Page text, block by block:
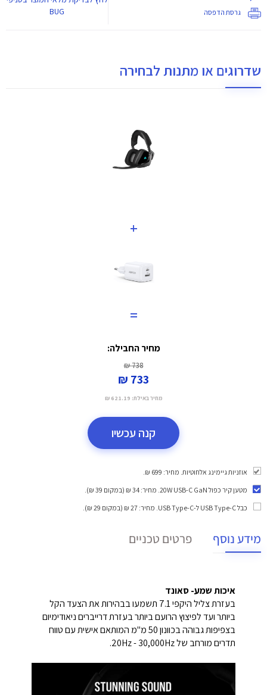
גרסת הדפסה
BUG
שדרוגים או מתנות לבחירה
+
=
מחיר החבילה:
738 ₪
733 ₪
מחיר באילת: 621.19 ₪
קנה עכשיו
אוזניות גיימינג אלחוטיות. מחיר: 699 ₪.
מטען קיר כפול 20W USB-C GaN
. מחיר: 34 ₪ (במקום 39 ₪).
כבל USB Type-C ל-USB Type-C
. מחיר: 27 ₪ (במקום 29 ₪).
מידע נוסף פרטים טכניים
איכות שמע- סאונד
בעזרת צליל היקפי 7.1 תשמעו בבהירות את הצעד הקל
ביותר ועד לפיצוץ הרועם ביותר בעזרת דרייברים ניאודימיום
בצפיפות גבוהה בכוונון 50 מ"מ המותאם אישית עם טווח
תדרים מורחב של 20Hz - 30,000Hz.